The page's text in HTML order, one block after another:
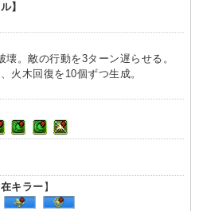
】
壊。敵の行動を3ターン遅らせる。
火木回復を10個ずつ生成。
キラー】